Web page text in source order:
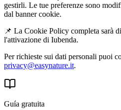
gestirli. Le tue preferenze sono
dal banner cookie.
📌 La Cookie Policy completa sarà
l'attivazione di Iubenda.
Per richieste sui dati personali puoi
privacy@easynature.it.
Guía gratuita